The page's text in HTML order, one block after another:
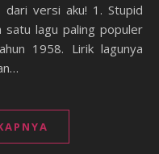
dari versi aku! 1. Stupid
satu lagu paling populer
1958. Lirik lagunya